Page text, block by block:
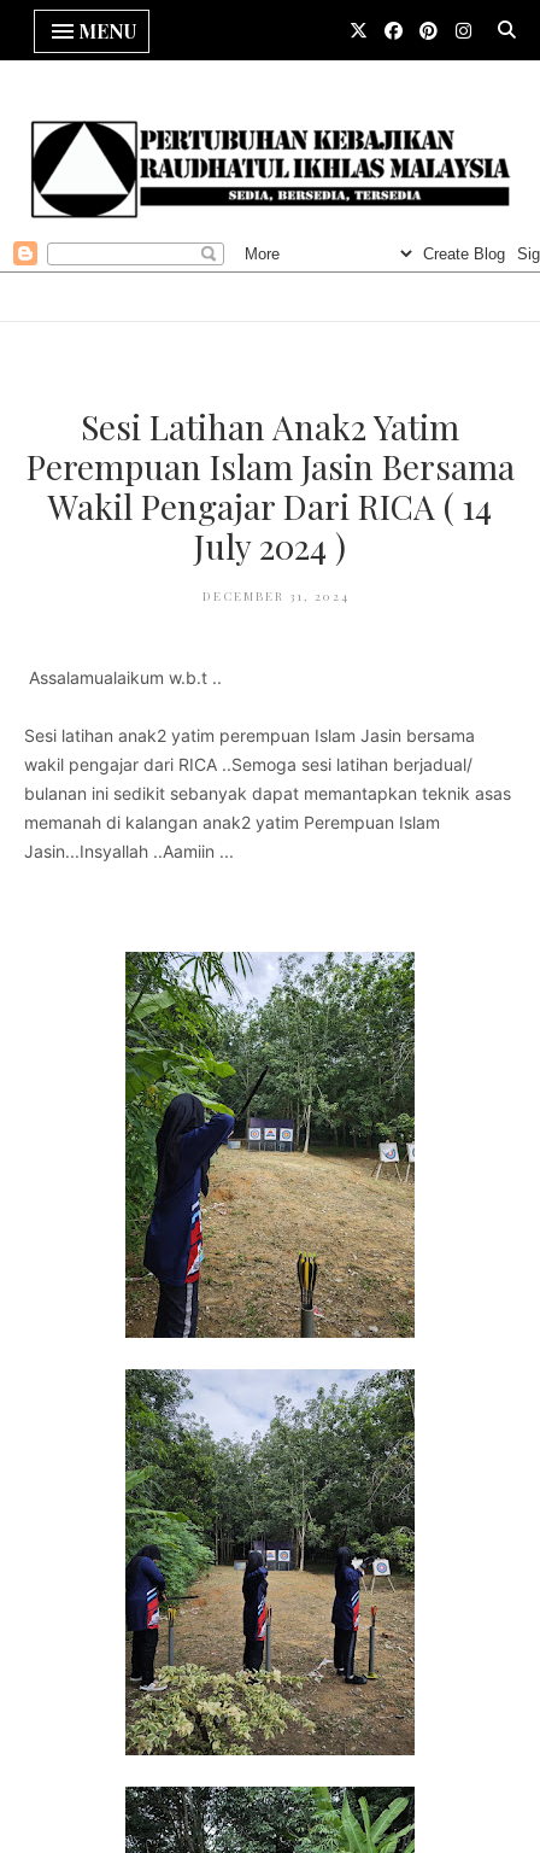
MENU
Sesi Latihan Anak2 Yatim
Perempuan Islam Jasin Bersama
Wakil Pengajar Dari RICA ( 14
July 2024 )
DECEMBER 31, 2024
Assalamualaikum w.b.t ..
Sesi latihan anak2 yatim perempuan Islam Jasin bersama
wakil pengajar dari RICA ..Semoga sesi latihan berjadual/
bulanan ini sedikit sebanyak dapat memantapkan teknik asas
memanah di kalangan anak2 yatim Perempuan Islam
Jasin...Insyallah ..Aamiin ...